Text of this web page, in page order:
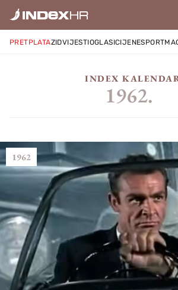
PRETPLATAZIDVIJESTIOGLASICIJENESPORT
INDEX
1962.
1962